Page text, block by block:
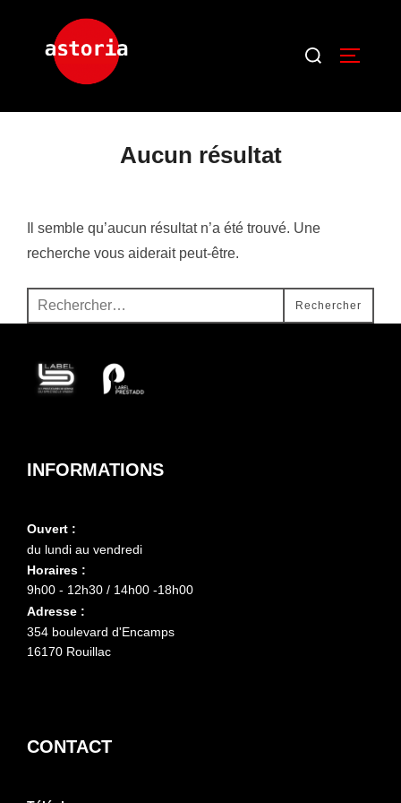
Aucun résultat
Il semble qu’aucun résultat n’a été trouvé. Une
recherche vous aiderait peut-être.
Rechercher
INFORMATIONS
Ouvert :
du lundi au vendredi
Horaires :
9h00 - 12h30 / 14h00 -18h00
Adresse :
354 boulevard d'Encamps
16170 Rouillac
CONTACT